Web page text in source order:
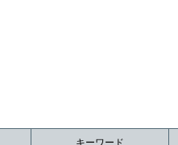
キーワード